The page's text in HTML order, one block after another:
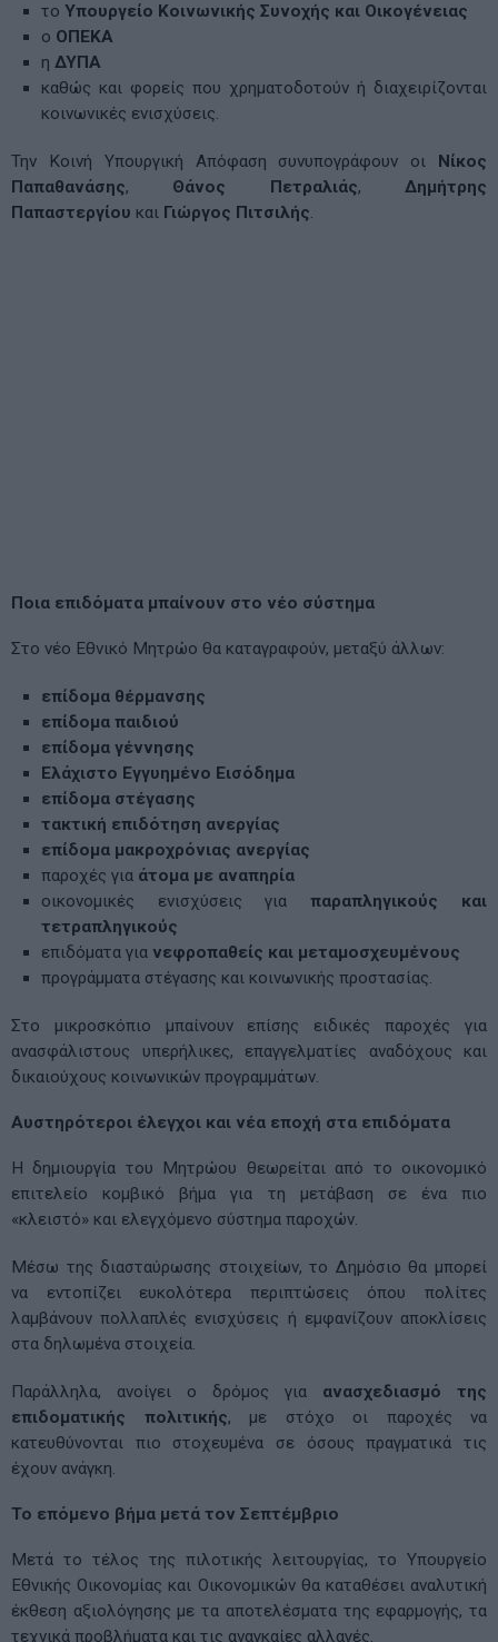
το Υπουργείο Κοινωνικής Συνοχής και Οικογένειας
ο ΟΠΕΚΑ
η ΔΥΠΑ
καθώς και φορείς που χρηματοδοτούν ή διαχειρίζονται
κοινωνικές ενισχύσεις.
Την Κοινή Υπουργική Απόφαση συνυπογράφουν οι
Νίκος
Παπαθανάσης, Θάνος Πετραλιάς,Δημήτρης
Παπαστεργίου και Γιώργος Πιτσιλής.
Ποια επιδόματα μπαίνουν στο νέο σύστημα
Στο νέο Εθνικό Μητρώο θα καταγραφούν, μεταξύ άλλων:
επίδομα θέρμανσης
επίδομα παιδιού
επίδομα γέννησης
Ελάχιστο Εγγυημένο Εισόδημα
επίδομα στέγασης
τακτική επιδότηση ανεργίας
επίδομα μακροχρόνιας ανεργίας
παροχές για άτομα με αναπηρία
οικονομικές ενισχύσεις γιαπαραπληγικούς και
τετραπληγικούς
επιδόματα για νεφροπαθείς και μεταμοσχευμένους
προγράμματα στέγασης και κοινωνικής προστασίας.
Στο μικροσκόπιο μπαίνουν επίσης ειδικές παροχές για
ανασφάλιστους υπερήλικες, επαγγελματίες αναδόχους και
δικαιούχους κοινωνικών προγραμμάτων.
Αυστηρότεροι έλεγχοι και νέα εποχή στα επιδόματα
Η δημιουργία του Μητρώου θεωρείται από το οικονομικό
επιτελείο κομβικό βήμα για τη μετάβαση σε ένα πιο
«κλειστό» και ελεγχόμενο σύστημα παροχών.
Μέσω της διασταύρωσης στοιχείων, το Δημόσιο θα μπορεί
να εντοπίζει ευκολότερα περιπτώσεις όπου πολίτες
λαμβάνουν πολλαπλές ενισχύσεις ή εμφανίζουν αποκλίσεις
στα δηλωμένα στοιχεία.
Παράλληλα, ανοίγει ο δρόμος για ανασχεδιασμό της
επιδοματικής πολιτικής, με στόχο οι παροχές να
κατευθύνονται πιο στοχευμένα σε όσους πραγματικά τις
έχουν ανάγκη.
Το επόμενο βήμα μετά τον Σεπτέμβριο
Μετά το τέλος της πιλοτικής λειτουργίας, το Υπουργείο
Εθνικής Οικονομίας και Οικονομικών θα καταθέσει αναλυτική
έκθεση αξιολόγησης με τα αποτελέσματα της εφαρμογής, τα
τεχνικά προβλήματα και τις αναγκαίες αλλαγές.